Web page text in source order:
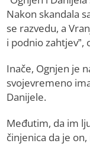
Nakon skandala
se razvedu, a
i podnio zahtjev”,
Inače, Ognjen je
svojevremeno
Danijele.
Međutim, da im
činjenica da je